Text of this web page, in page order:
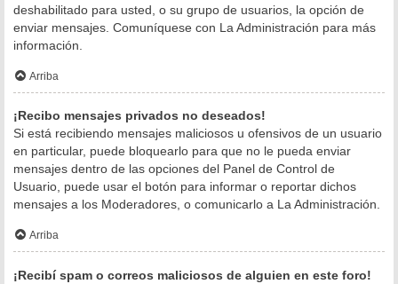
deshabilitado para usted, o su grupo de usuarios, la opción de
enviar mensajes. Comuníquese con La Administración para más
información.
Arriba
¡Recibo mensajes privados no deseados!
Si está recibiendo mensajes maliciosos u ofensivos de un usuario
en particular, puede bloquearlo para que no le pueda enviar
mensajes dentro de las opciones del Panel de Control de
Usuario, puede usar el botón para informar o reportar dichos
mensajes a los Moderadores, o comunicarlo a La Administración.
Arriba
¡Recibí spam o correos maliciosos de alguien en este foro!